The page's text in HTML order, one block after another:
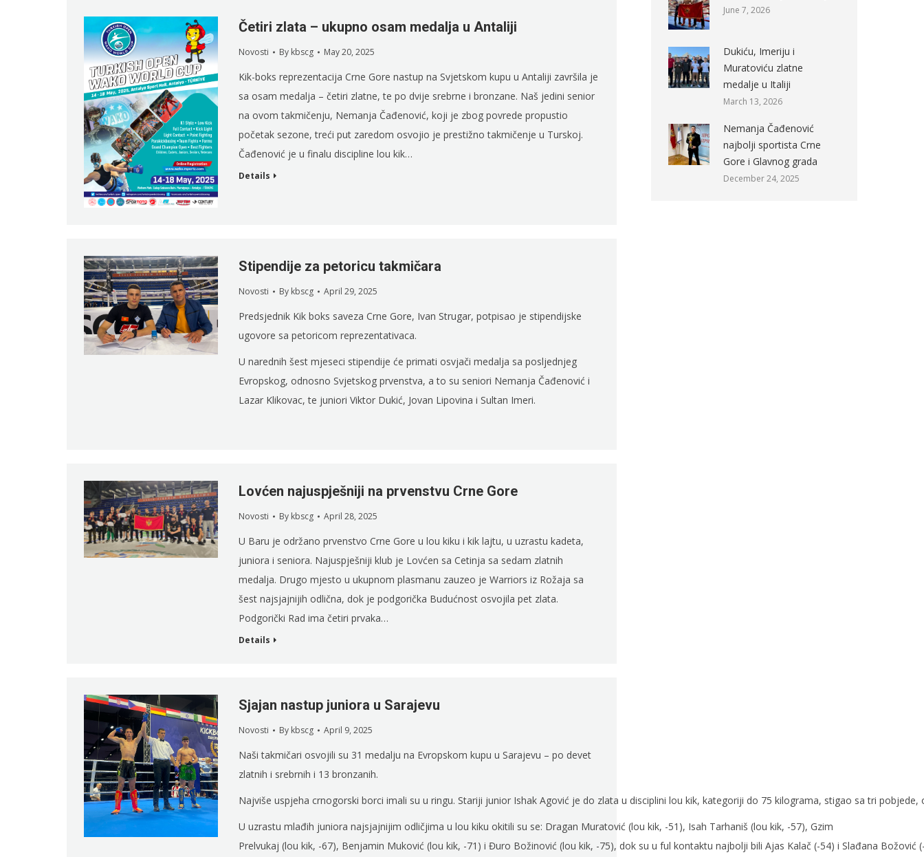
Četiri zlata – ukupno osam medalja u Antaliji
Novosti By kbscg May 20, 2025
Kik-boks reprezentacija Crne Gore nastup na Svjetskom kupu u Antaliji završila je
sa osam medalja – četiri zlatne, te po dvije srebrne i bronzane. Naš jedini senior
na ovom takmičenju, Nemanja Čađenović, koji je zbog povrede propustio
početak sezone, treći put zaredom osvojio je prestižno takmičenje u Turskoj.
Čađenović je u finalu discipline lou kik…
Details
Stipendije za petoricu takmičara
Novosti By kbscg April 29, 2025
Predsjednik Kik boks saveza Crne Gore, Ivan Strugar, potpisao je stipendijske
ugovore sa petoricom reprezentativaca.
U narednih šest mjeseci stipendije će primati osvjači medalja sa posljednjeg
Evropskog, odnosno Svjetskog prvenstva, a to su seniori Nemanja Čađenović i
Lazar Klikovac, te juniori Viktor Dukić, Jovan Lipovina i Sultan Imeri.
Lovćen najuspješniji na prvenstvu Crne Gore
Novosti By kbscg April 28, 2025
U Baru je održano prvenstvo Crne Gore u lou kiku i kik lajtu, u uzrastu kadeta,
juniora i seniora. Najuspješniji klub je Lovćen sa Cetinja sa sedam zlatnih
medalja. Drugo mjesto u ukupnom plasmanu zauzeo je Warriors iz Rožaja sa
šest najsjajnijih odlična, dok je podgorička Budućnost osvojila pet zlata.
Podgorički Rad ima četiri prvaka…
Details
Sjajan nastup juniora u Sarajevu
Novosti By kbscg April 9, 2025
Naši takmičari osvojili su 31 medalju na Evropskom kupu u Sarajevu – po devet
zlatnih i srebrnih i 13 bronzanih.
Najviše uspjeha crnogorski borci imali su u ringu. Stariji junior Ishak Agović je do zlata u disciplini lou kik, kategoriji do 75 kilograma, stigao sa tri
U uzrastu mlađih juniora najsjajnijim odličjima u lou kiku okitili su se: Dragan Muratović (lou kik, -51), Isah Tarhaniš (lou kik, -57), Gzim
Prelvukaj (lou kik, -67), Benjamin Muković (lou kik, -71) i Đuro Božinović (lou kik, -75), dok su u ful kontaktu najbolji bili Ajas Kalač (-54) i Slađana Božović
June 7, 2026
Dukiću, Imeriju i
Muratoviću zlatne
medalje u Italiji
March 13, 2026
Nemanja Čađenović
najbolji sportista Crne
Gore i Glavnog grada
December 24, 2025